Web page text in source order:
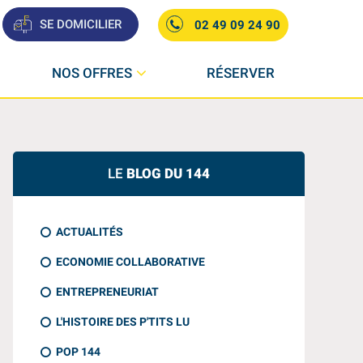
SE DOMICILIER 02 49 09 24 90
NOS OFFRES RÉSERVER
LE BLOG DU 144
ACTUALITÉS
ECONOMIE COLLABORATIVE
ENTREPRENEURIAT
L'HISTOIRE DES P'TITS LU
POP 144